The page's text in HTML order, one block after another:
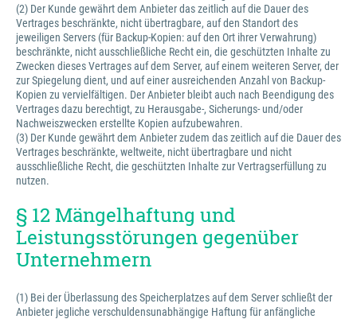
(2) Der Kunde gewährt dem Anbieter das zeitlich auf die Dauer des
Vertrages beschränkte, nicht übertragbare, auf den Standort des
jeweiligen Servers (für Backup-Kopien: auf den Ort ihrer Verwahrung)
beschränkte, nicht ausschließliche Recht ein, die geschützten Inhalte zu
Zwecken dieses Vertrages auf dem Server, auf einem weiteren Server, der
zur Spiegelung dient, und auf einer ausreichenden Anzahl von Backup-
Kopien zu vervielfältigen. Der Anbieter bleibt auch nach Beendigung des
Vertrages dazu berechtigt, zu Herausgabe-, Sicherungs- und/oder
Nachweiszwecken erstellte Kopien aufzubewahren.
(3) Der Kunde gewährt dem Anbieter zudem das zeitlich auf die Dauer des
Vertrages beschränkte, weltweite, nicht übertragbare und nicht
ausschließliche Recht, die geschützten Inhalte zur Vertragserfüllung zu
nutzen.
§ 12 Mängelhaftung und
Leistungsstörungen gegenüber
Unternehmern
(1) Bei der Überlassung des Speicherplatzes auf dem Server schließt der
Anbieter jegliche verschuldensunabhängige Haftung für anfängliche